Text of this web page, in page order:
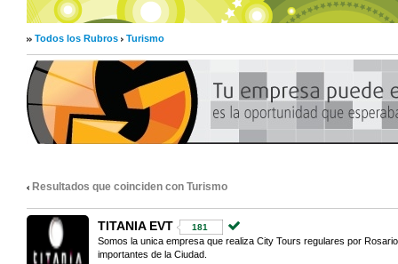
Todos los Rubros Turismo
Resultados que coinciden con Turismo
TITANIA EVT 181
Somos la unica empresa que realiza City Tours regulares por
importantes de la Ciudad.